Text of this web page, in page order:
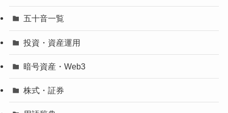
五十音一覧
投資・資産運用
暗号資産・Web3
株式・証券